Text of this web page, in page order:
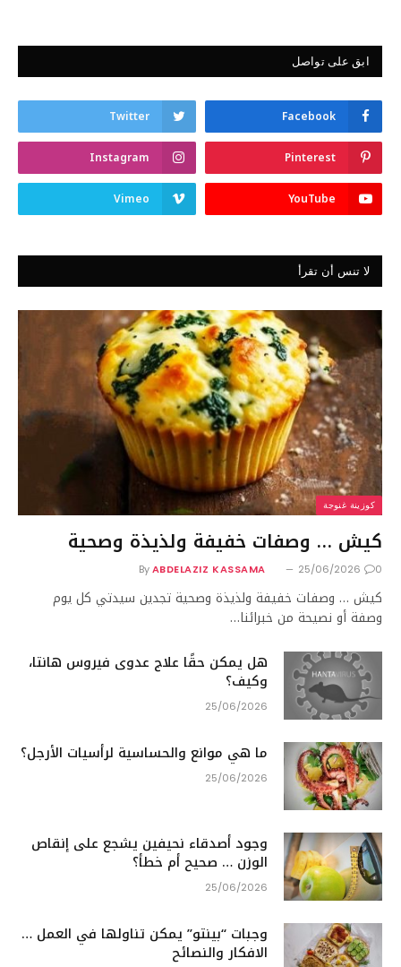
ابق على تواصل
Facebook
Twitter
Pinterest
Instagram
YouTube
Vimeo
لا تنس أن تقرأ
كوزينة غنوجة
كيش … وصفات خفيفة ولذيذة وصحية
By ABDELAZIZ KASSAMA 25/06/2026 0
كيش … وصفات خفيفة ولذيذة وصحية تجدين سيدتي كل يوم
وصفة أو نصيحة من خبرائنا…
هل يمكن حقًا علاج عدوى فيروس هانتا،
وكيف؟
25/06/2026
ما هي موانع والحساسية لرأسيات الأرجل؟
25/06/2026
وجود أصدقاء نحيفين يشجع على إنقاص
الوزن … صحيح أم خطأ؟
25/06/2026
وجبات “بينتو” يمكن تناولها في العمل …
الافكار والنصائح